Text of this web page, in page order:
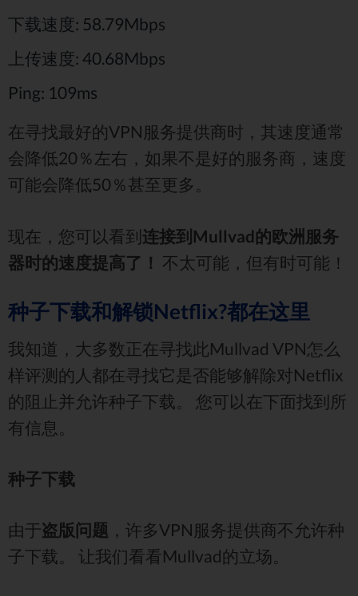
下载速度: 58.79Mbps
上传速度: 40.68Mbps
Ping: 109ms
在寻找最好的VPN服务提供商时，其速度通常
会降低20％左右，如果不是好的服务商，速度
可能会降低50％甚至更多。
现在，您可以看到连接到Mullvad的欧洲服务
器时的速度提高了！ 不太可能，但有时可能！
种子下载和解锁Netflix?都在这里
我知道，大多数正在寻找此Mullvad VPN怎么
样评测的人都在寻找它是否能够解除对Netflix
的阻止并允许种子下载。 您可以在下面找到所
有信息。
种子下载
由于盗版问题 ，许多VPN服务提供商不允许种
子下载。 让我们看看Mullvad的立场。